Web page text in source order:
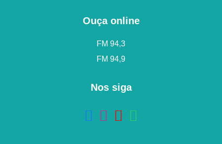
Ouça online
FM 94,3
FM 94,9
Nos siga